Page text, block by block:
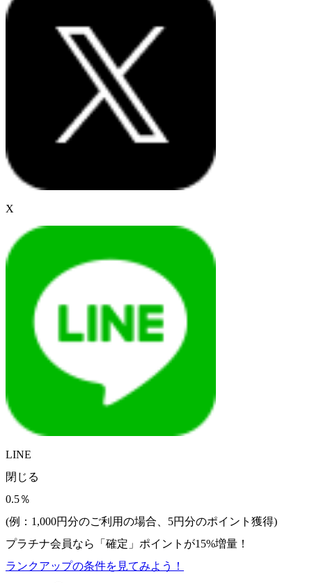
X
LINE
閉じる
0.5％
(例：1,000円分のご利用の場合、 5円分のポイント獲得)
プラチナ会員なら
「確定」 ポイントが15%増量！
ランクアップの条件を見てみよう！